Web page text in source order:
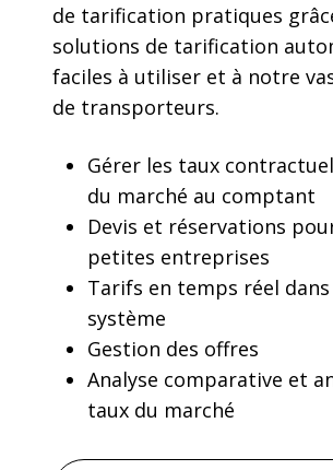
de tarification pratiques
solutions de tarification
faciles à utiliser et à notre
de transporteurs.
Gérer les taux
du marché au comptant
Devis et réservations
petites entreprises
Tarifs en temps réel
système
Gestion des offres
Analyse comparative et
taux du marché